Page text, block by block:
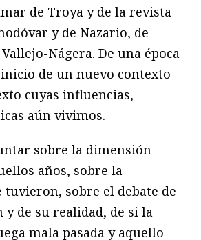
de Troya y de la revista
y de Nazario, de
Nágera. De una época
de un nuevo contexto
cuyas influencias,
aún vivimos.
sobre la dimensión
años, sobre la
tuvieron, sobre el debate de
de su realidad, de si la
mala pasada y aquello